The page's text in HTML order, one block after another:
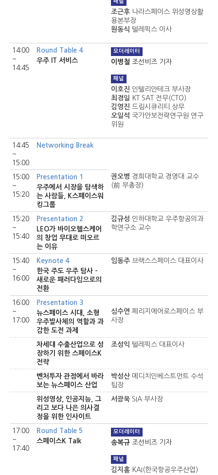
패널
조근후 나라스페이스 위성영상활
용본부장
원동식 텔레픽스 이사
14:00
~
14:45
Round Table 4
우주 IT 서비스
모더레이터
이병철 조선비즈 기자
패널
이호진 인텔리안테크 부사장
최경일 KT SAT 전무(CTO)
김영진 드림시큐리티 상무
오일석 국가안보전략연구원 연구
위원
14:45
~
15:00
Networking Break
15:00
~
15:20
Presentation 1
우주에서 시장을 탐색하
는 사람들, K스페이스워
킹그룹
권오병 경희대학교 경영대 교수
(前 부총장)
15:20
~
15:40
Presentation 2
LEO가 바이오헬스케어
의 창업 무대로 떠오르
는 이유
김규성 인하대학교 우주항공의과
학연구소 교수
15:40
~
16:00
Keynote 4
한국 주도 우주 탐사 -
새로운 패러다임으로의
전환
임동주 브랙스스페이스 대표이사
16:00
~
17:00
Presentation 3
뉴스페이스 시대, 소형
우주발사체의 역할과 과
감한 도전 과제
심수연 페리지에어로스페이스 부
사장
차세대 수출산업으로 성
장하기 위한 스페이스K
전략
조성익 텔레픽스 대표이사
벤처투자 관점에서 바라
보는 뉴스페이스 산업
박성산 메디치인베스트먼트 수석
팀장
위성영상, 인공지능, 그
리고 보다 나은 의사결
정을 위한 인사이트
서광욱 SIA 부사장
17:00
~
17:40
Round Table 5
스페이스K Talk
모더레이터
송복규 조선비즈 기자
패널
김지홍 KAI(한국항공우주산업)